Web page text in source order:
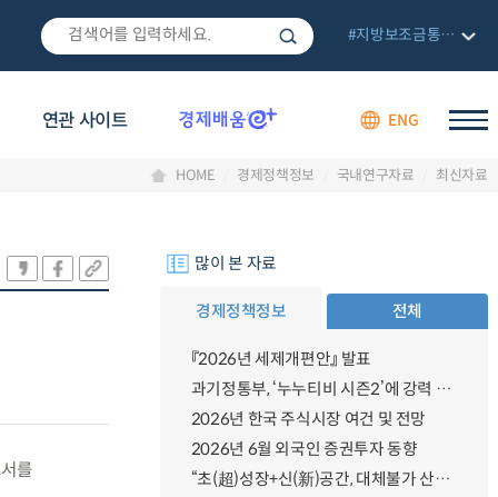
연관 사이트 ENG
#지방보조금통합관리망
HOME 경제정책정보 국내연구자료 최신자료
를
많이 본 자료
경제정책정보 전체
『2026년 세제개편안』 발표
과기정통부, ‘누누티비 시즌2’에 강력 대응 의지 밝혀
2026년 한국 주식시장 여건 및 전망
2026년 6월 외국인 증권투자 동향
“초(超)성장+신(新)공간, 대체불가 산업강국”